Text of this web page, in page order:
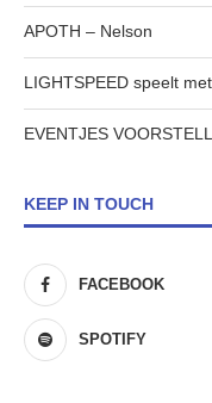
APOTH – Nelson
LIGHTSPEED speelt
EVENTJES
KEEP IN TOUCH
FACEBOOK
SPOTIFY